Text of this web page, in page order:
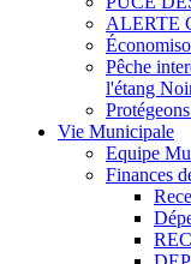
ALERTE
Pêche
l'étang
Vie Municipale
Equipe
Finances